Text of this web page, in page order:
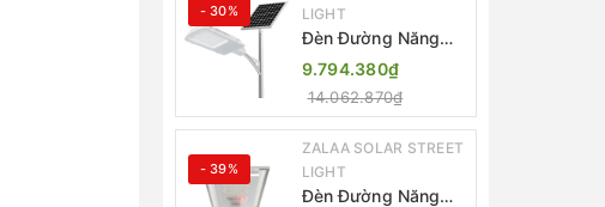
- 30%
LIGHT
Đèn Đường Năng
Lượng Mặt Trời
Thông Minh Điều
Khiển MPPT ZL-
GMX01 ZALAA
9.794.380₫
14.062.870₫
- 39%
ZALAA SOLAR STREET
LIGHT
Đèn Đường Năng